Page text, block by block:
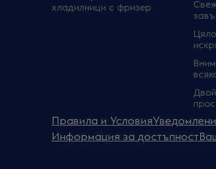
хладилници с фризер
Правила и Условия
Информация за достъпност